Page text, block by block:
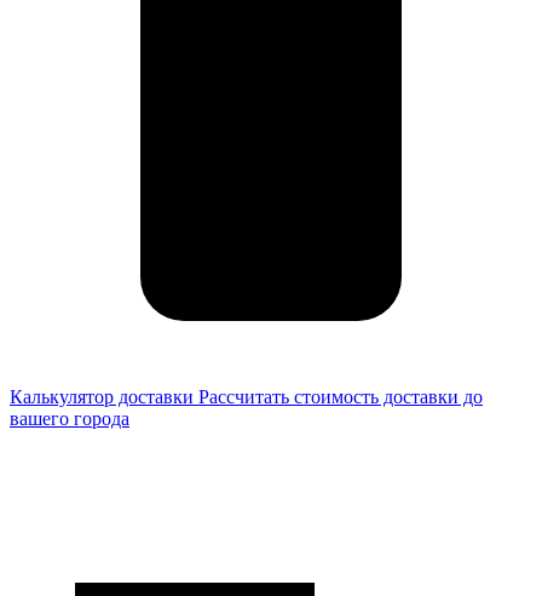
Калькулятор доставки Рассчитать стоимость доставки до
вашего города